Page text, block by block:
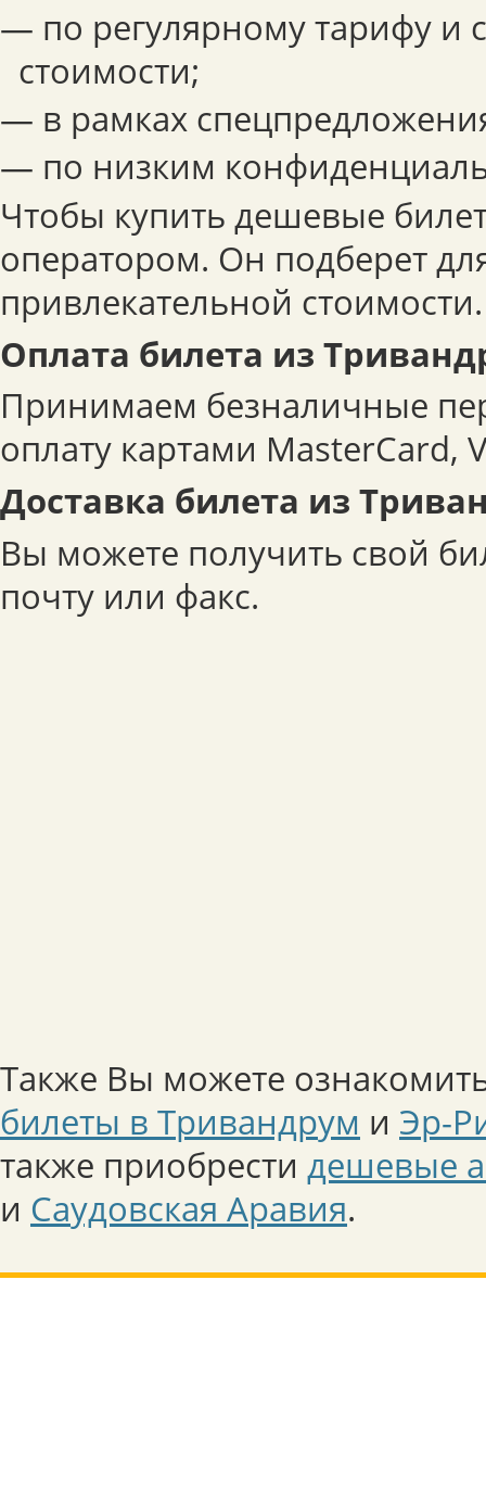
— по регулярному тарифу и
стоимости;
— в рамках
— по низким
Чтобы купить дешевые
оператором. Он подберет
привлекательной стоимости.
Оплата билета из
Принимаем безналичные
оплату картами MasterCard,
Доставка билета из
Вы можете получить свой
почту или факс.
Также Вы можете
билеты в Тривандрум и Эр-
также приобрести дешевые
и Саудовская Аравия.